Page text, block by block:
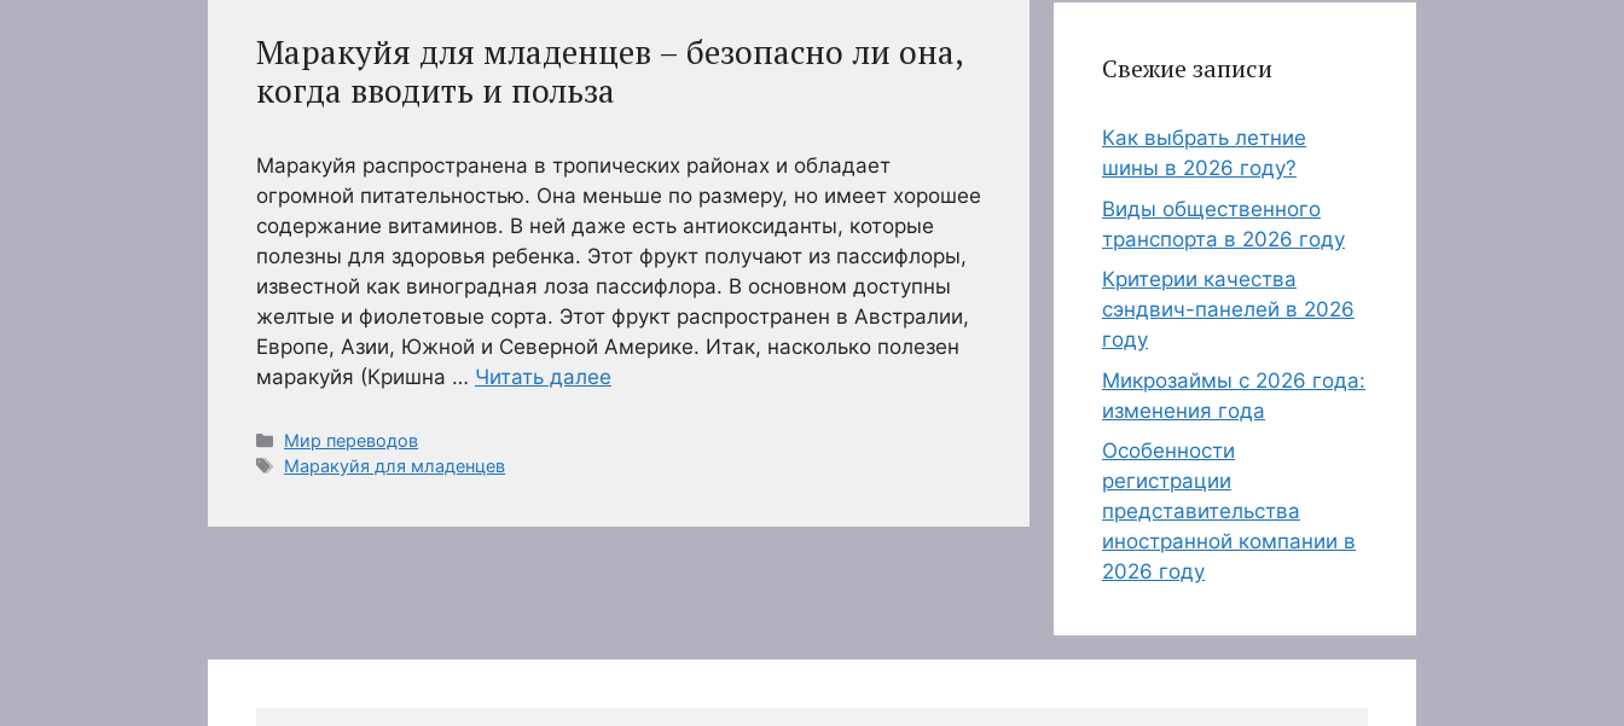
Маракуйя для младенцев – безопасно ли она,
когда вводить и польза
Маракуйя распространена в тропических районах и обладает
огромной питательностью. Она меньше по размеру, но имеет хорошее
содержание витаминов. В ней даже есть антиоксиданты, которые
полезны для здоровья ребенка. Этот фрукт получают из пассифлоры,
известной как виноградная лоза пассифлора. В основном доступны
желтые и фиолетовые сорта. Этот фрукт распространен в Австралии,
Европе, Азии, Южной и Северной Америке. Итак, насколько полезен
маракуйя (Кришна … Читать далее
Рубрики
Мир переводов
Метки
Маракуйя для младенцев
Свежие записи
Как выбрать летние
шины в 2026 году?
Виды общественного
транспорта в 2026 году
Критерии качества
сэндвич-панелей в 2026
году
Микрозаймы с 2026 года:
изменения года
Особенности
регистрации
представительства
иностранной компании в
2026 году